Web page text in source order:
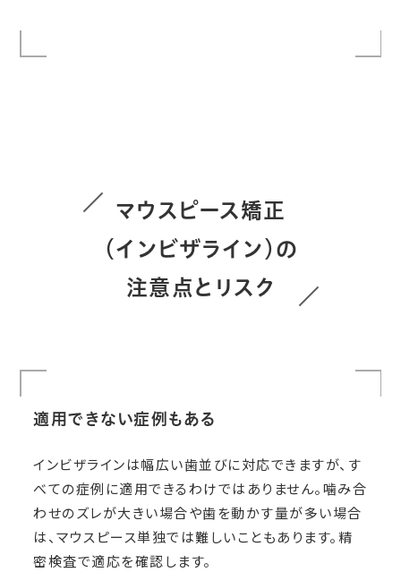
マウスピース矯正
（インビザライン）の
注意点とリスク
適用できない症例もある
インビザラインは幅広い歯並びに対応できますが、す
べての症例に適用できるわけではありません。噛み合
わせのズレが大きい場合や歯を動かす量が多い場合
は、マウスピース単独では難しいこともあります。精
密検査で適応を確認します。